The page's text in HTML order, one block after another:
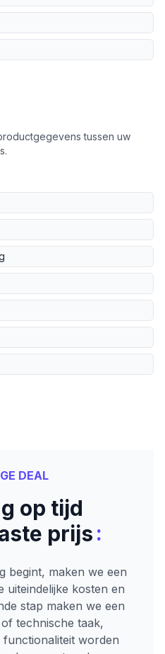
tussen uw
DEAL
op tijd
prijs:
begint, maken we een
uiteindelijke kosten en
stap maken we een
technische taak,
worden